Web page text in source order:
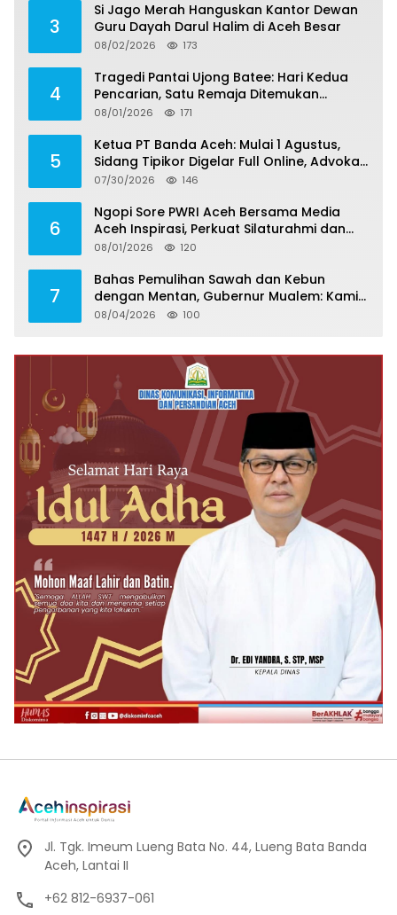
3
Si Jago Merah Hanguskan Kantor Dewan
Guru Dayah Darul Halim di Aceh Besar
08/02/2026 173
4
Tragedi Pantai Ujong Batee: Hari Kedua
Pencarian, Satu Remaja Ditemukan
Meninggal, Tiga Korban Masih Dicari
08/01/2026 171
5
Ketua PT Banda Aceh: Mulai 1 Agustus,
Sidang Tipikor Digelar Full Online, Advokat
Harus Kuasai Teknologi
07/30/2026 146
6
Ngopi Sore PWRI Aceh Bersama Media
Aceh Inspirasi, Perkuat Silaturahmi dan
Wariskan Pengalaman Berharga
08/01/2026 120
7
Bahas Pemulihan Sawah dan Kebun
dengan Mentan, Gubernur Mualem: Kami
Butuh Dukungan Pak Menteri
08/04/2026 100
Jl. Tgk. Imeum Lueng Bata No. 44, Lueng Bata Banda
Aceh, Lantai II
+62 812-6937-061